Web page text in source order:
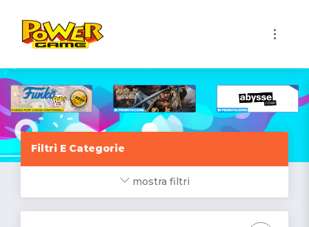
Filtri E Categorie
mostra filtri